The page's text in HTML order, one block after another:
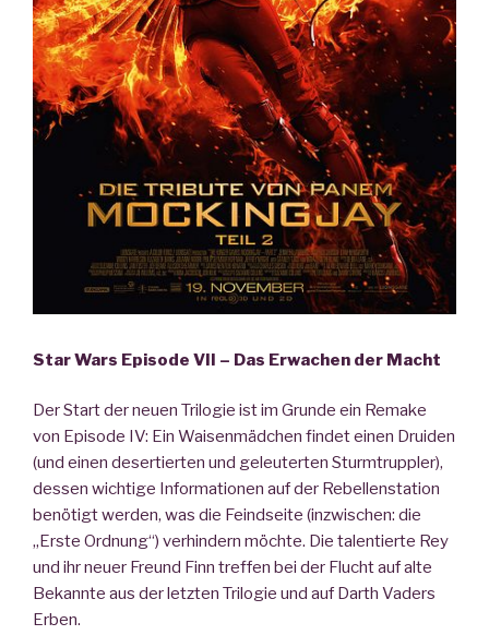
Star Wars Episode VII – Das Erwachen der Macht
Der Start der neuen Trilogie ist im Grunde ein Remake
von Episode IV: Ein Waisenmädchen findet einen Druiden
(und einen desertierten und geleuterten Sturmtruppler),
dessen wichtige Informationen auf der Rebellenstation
benötigt werden, was die Feindseite (inzwischen: die
„Erste Ordnung“) verhindern möchte. Die talentierte Rey
und ihr neuer Freund Finn treffen bei der Flucht auf alte
Bekannte aus der letzten Trilogie und auf Darth Vaders
Erben.